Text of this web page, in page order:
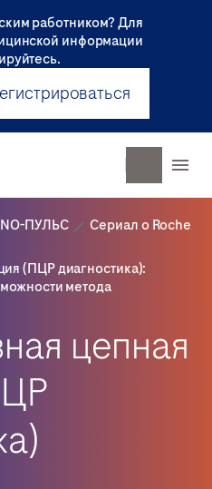
работником? Для
информации
ПУЛЬС Сериал о Roche
(ПЦР диагностика):
метода
цепная